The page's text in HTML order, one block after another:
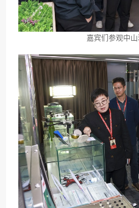
嘉宾们参观中